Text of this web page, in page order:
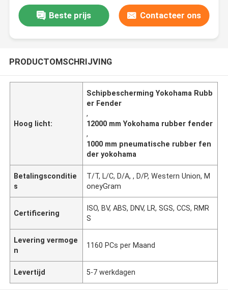
Beste prijs Contacteer ons
PRODUCTOMSCHRIJVING
Hoog licht:
Schipbescherming Yokohama Rubb
er Fender
,
12000 mm Yokohama rubber fender
,
1000 mm pneumatische rubber fen
der yokohama
Betalingsconditie
s
T/T, L/C, D/A, , D/P, Western Union, M
oneyGram
Certificering
ISO, BV, ABS, DNV, LR, SGS, CCS, RMR
S
Levering vermoge
n
1160 PCs per Maand
Levertijd 5-7 werkdagen